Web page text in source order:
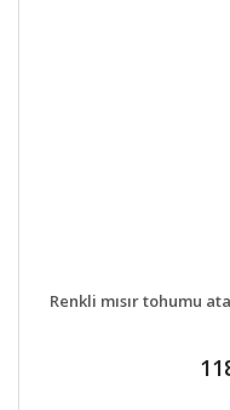
DETAYLAR
Renkli mısır tohumu